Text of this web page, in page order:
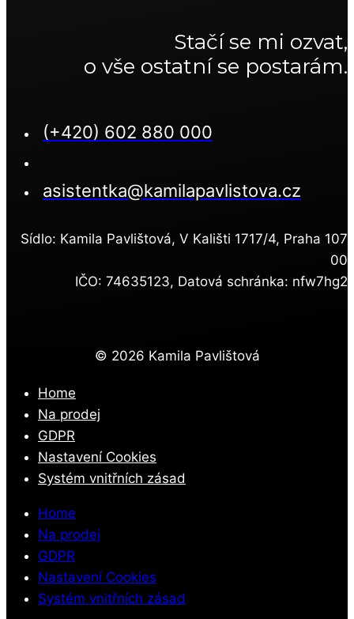
Stačí se mi ozvat,
o vše ostatní se postarám.
(+420) 602 880 000
asistentka@kamilapavlistova.cz
Sídlo: Kamila Pavlištová, V Kališti 1717/4, Praha 107
00
IČO: 74635123, Datová schránka: nfw7hg2
© 2026 Kamila Pavlištová
Home
Na prodej
GDPR
Nastavení Cookies
Systém vnitřních zásad
Home
Na prodej
GDPR
Nastavení Cookies
Systém vnitřních zásad